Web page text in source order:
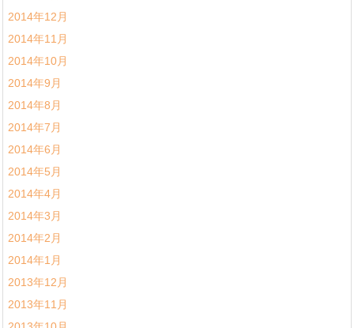
2014年12月
2014年11月
2014年10月
2014年9月
2014年8月
2014年7月
2014年6月
2014年5月
2014年4月
2014年3月
2014年2月
2014年1月
2013年12月
2013年11月